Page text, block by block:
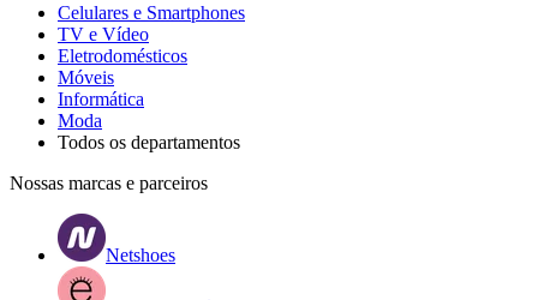
Celulares e Smartphones
TV e Vídeo
Eletrodomésticos
Móveis
Informática
Moda
Todos os departamentos
Nossas marcas e parceiros
Netshoes